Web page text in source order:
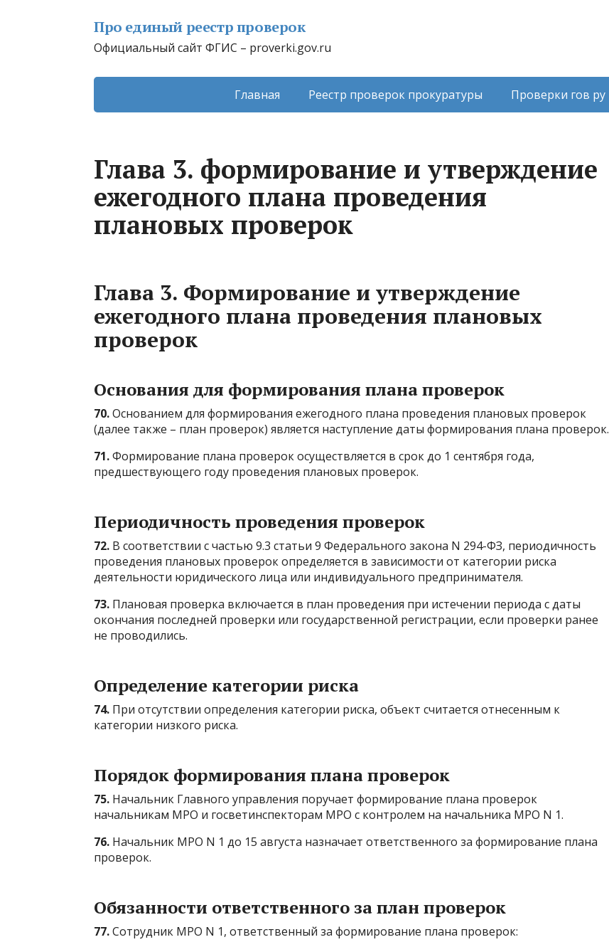
Про единый реестр проверок
Официальный сайт ФГИС – proverki.gov.ru
Главная Реестр проверок прокуратуры Проверки гов ру
Глава 3. формирование и утверждение
ежегодного плана проведения
плановых проверок
Глава 3. Формирование и утверждение
ежегодного плана проведения плановых
проверок
Основания для формирования плана проверок
70.Основанием для формирования ежегодного плана проведения плановых проверок
(далее также – план проверок) является наступление даты формирования плана проверок.
71.Формирование плана проверок осуществляется в срок до 1 сентября года,
предшествующего году проведения плановых проверок.
Периодичность проведения проверок
72. В соответствии с частью 9.3 статьи 9 Федерального закона N 294-ФЗ, периодичность
проведения плановых проверок определяется в зависимости от категории риска
деятельности юридического лица или индивидуального предпринимателя.
73. Плановая проверка включается в план проведения при истечении периода с даты
окончания последней проверки или государственной регистрации, если проверки ранее
не проводились.
Определение категории риска
74. При отсутствии определения категории риска, объект считается отнесенным к
категории низкого риска.
Порядок формирования плана проверок
75. Начальник Главного управления поручает формирование плана проверок
начальникам МРО и госветинспекторам МРО с контролем на начальника МРО N 1.
76. Начальник МРО N 1 до 15 августа назначает ответственного за формирование плана
проверок.
Обязанности ответственного за план проверок
77.Сотрудник МРО N 1, ответственный за формирование плана проверок: